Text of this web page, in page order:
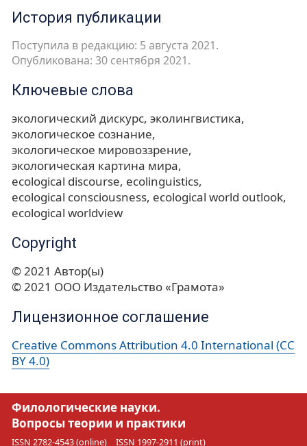
История публикации
Поступила в редакцию: 5 августа 2021.
Опубликована: 30 сентября 2021.
Ключевые слова
экологический дискурс эколингвистика
экологическое сознание
экологическое мировоззрение
экологическая картина мира
ecological discourse ecolinguistics
ecological consciousness ecological world outlook
ecological worldview
Copyright
© 2021 Автор(ы)
© 2021 ООО Издательство «Грамота»
Лицензионное соглашение
Creative Commons Attribution 4.0 International (CC
BY 4.0)
Филологические науки.
Вопросы теории и практики
ISSN 2782-4543 (online) ISSN 1997-2911 (print)